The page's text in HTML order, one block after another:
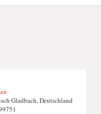
Gladbach, Deutschland